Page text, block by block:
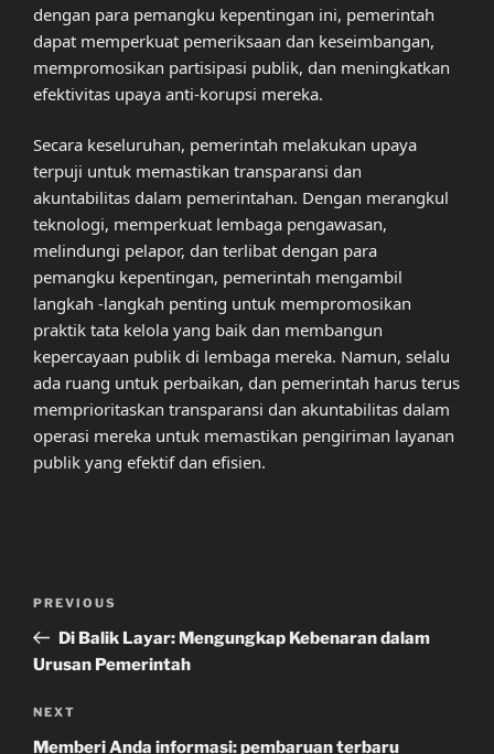
dengan para pemangku kepentingan ini, pemerintah
dapat memperkuat pemeriksaan dan keseimbangan,
mempromosikan partisipasi publik, dan meningkatkan
efektivitas upaya anti-korupsi mereka.
Secara keseluruhan, pemerintah melakukan upaya
terpuji untuk memastikan transparansi dan
akuntabilitas dalam pemerintahan. Dengan merangkul
teknologi, memperkuat lembaga pengawasan,
melindungi pelapor, dan terlibat dengan para
pemangku kepentingan, pemerintah mengambil
langkah -langkah penting untuk mempromosikan
praktik tata kelola yang baik dan membangun
kepercayaan publik di lembaga mereka. Namun, selalu
ada ruang untuk perbaikan, dan pemerintah harus terus
memprioritaskan transparansi dan akuntabilitas dalam
operasi mereka untuk memastikan pengiriman layanan
publik yang efektif dan efisien.
Previous
Post
PREVIOUS
Di Balik Layar: Mengungkap Kebenaran dalam
Urusan Pemerintah
Next
Post
NEXT
Memberi Anda informasi: pembaruan terbaru